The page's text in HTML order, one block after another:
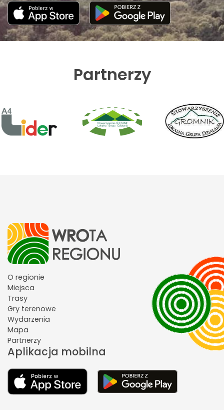
Partnerzy
O regionie
Miejsca
Trasy
Gry terenowe
Wydarzenia
Mapa
Partnerzy
Aplikacja mobilna